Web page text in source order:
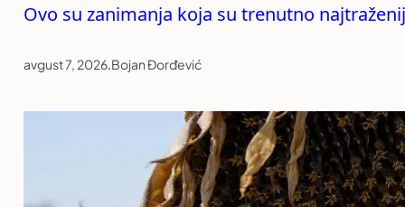
Ovo su zanimanja koja su trenutno
avgust 7, 2026.Bojan Đorđević